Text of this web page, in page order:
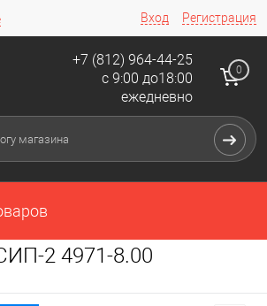
Вход Регистрация
+7 (812) 964-44-25
с 9:00 до18:00
ежедневно
0
2 4971-8.00